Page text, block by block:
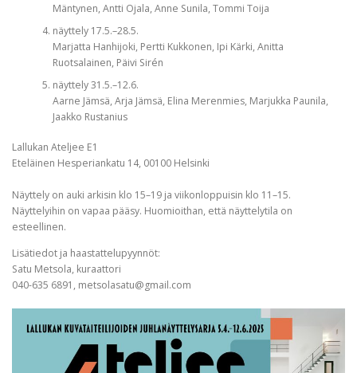
Mäntynen, Antti Ojala, Anne Sunila, Tommi Toija
näyttely 17.5.–28.5.
Marjatta Hanhijoki, Pertti Kukkonen, Ipi Kärki, Anitta
Ruotsalainen, Päivi Sirén
näyttely 31.5.–12.6.
Aarne Jämsä, Arja Jämsä, Elina Merenmies, Marjukka Paunila,
Jaakko Rustanius
Lallukan Ateljee E1
Eteläinen Hesperiankatu 14, 00100 Helsinki
Näyttely on auki arkisin klo 15–19 ja viikonloppuisin klo 11–15.
Näyttelyihin on vapaa pääsy. Huomioithan, että näyttelytila on
esteellinen.
Lisätiedot ja haastattelupyynnöt:
Satu Metsola, kuraattori
040-635 6891, metsolasatu@gmail.com